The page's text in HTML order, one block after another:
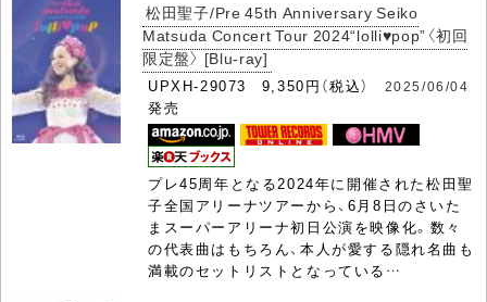
松田聖子/Pre 45th Anniversary Seiko
Matsuda Concert Tour 2024“lolli♥pop”〈初回
限定盤〉 [Blu-ray]
UPXH-29073 9,350円（税込） 2025/06/04
発売
プレ45周年となる2024年に開催された松田聖
子全国アリーナツアーから、6月8日のさいた
まスーパーアリーナ初日公演を映像化。数々
の代表曲はもちろん、本人が愛する隠れ名曲も
満載のセットリストとなっている…